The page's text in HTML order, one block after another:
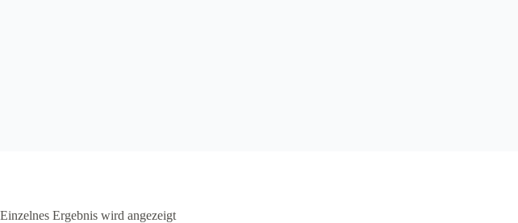
Einzelnes Ergebnis wird angezeigt